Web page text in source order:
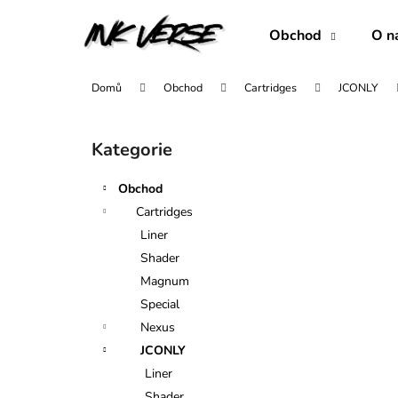
Obchod O
Domů Obchod Cartridges JCONLY
Přeskočit
kategorie
Kategorie
Obchod
Cartridges
Liner
Shader
Magnum
Special
Nexus
JCONLY
Liner
Zpět
Zpět
1007RLL